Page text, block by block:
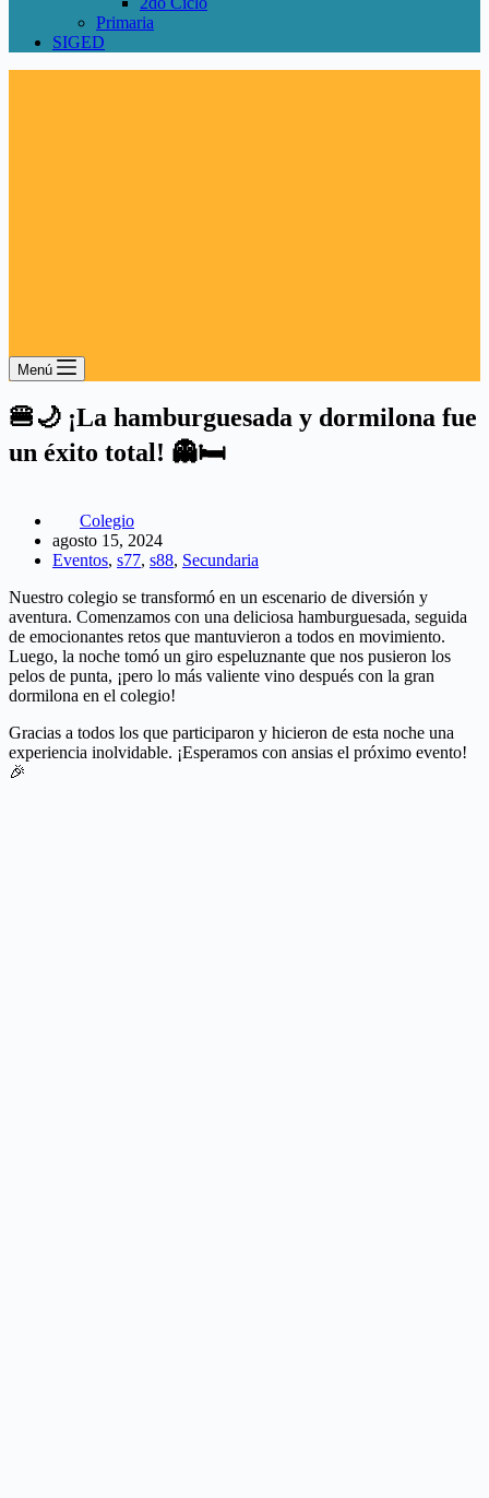
Primaria
SIGED
Menú
🍔🌙 ¡La hamburguesada y dormilona fue
un éxito total! 👻🛏️
Colegio
agosto 15, 2024
Eventos, s77, s88, Secundaria
Nuestro colegio se transformó en un escenario de diversión y
aventura. Comenzamos con una deliciosa hamburguesada, seguida
de emocionantes retos que mantuvieron a todos en movimiento.
Luego, la noche tomó un giro espeluznante que nos pusieron los
pelos de punta, ¡pero lo más valiente vino después con la gran
dormilona en el colegio!
Gracias a todos los que participaron y hicieron de esta noche una
experiencia inolvidable. ¡Esperamos con ansias el próximo evento!
🎉